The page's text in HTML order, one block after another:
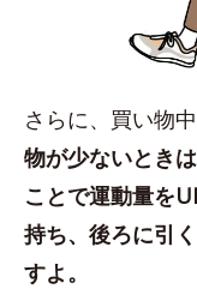
さらに、買い物
物が少ないとき
ことで運動量を
持ち、後ろに引
すよ。